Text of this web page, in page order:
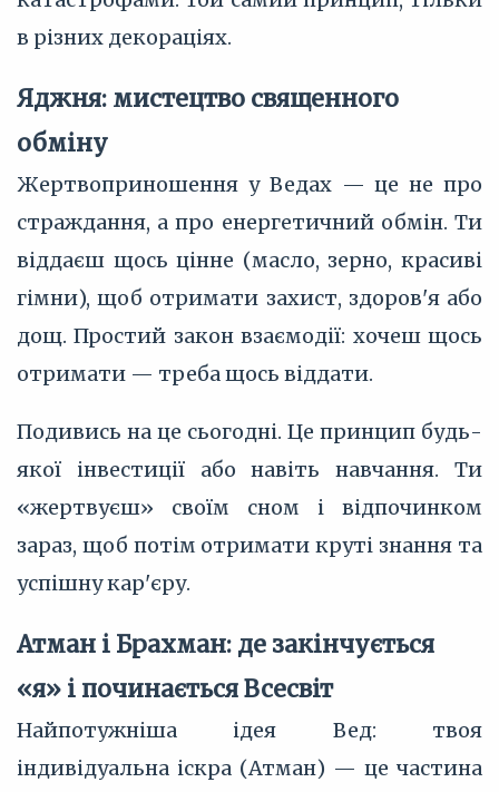
в різних декораціях.
Яджня: мистецтво священного
обміну
Жертвоприношення у Ведах — це не про
страждання, а про енергетичний обмін. Ти
віддаєш щось цінне (масло, зерно, красиві
гімни), щоб отримати захист, здоров'я або
дощ. Простий закон взаємодії: хочеш щось
отримати — треба щось віддати.
Подивись на це сьогодні. Це принцип будь-
якої інвестиції або навіть навчання. Ти
«жертвуєш» своїм сном і відпочинком
зараз, щоб потім отримати круті знання та
успішну кар'єру.
Атман і Брахман: де закінчується
«я» і починається Всесвіт
Найпотужніша ідея Вед: твоя
індивідуальна іскра (Атман) — це частина